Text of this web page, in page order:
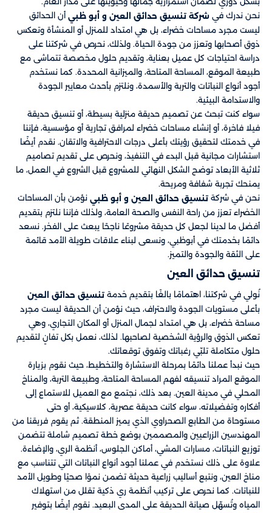
نحن ندرك في شركة تنسيق حدائق العين و أبو ظبي ​​ أن الحدائق
ليست مجرد مساحات خضراء، بل هي امتداد للمنزل أو المنشأة وتعكس
ذوق أصحابها وتعزز من جودة الحياة. ولذلك، نحرص في شركتنا على
دراسة احتياجات كل عميل بعناية، وتقديم حلول مخصصة تتماشى مع
طبيعة الموقع، المساحة المتاحة، والميزانية المحددة. كما نستخدم
أجود أنواع النباتات والتربة والأسمدة، ونلتزم بأحدث معايير الجودة
والاستدامة البيئية.
سواء كنت تبحث عن تصميم حديقة منزلية بسيطة، أو تنسيق حديقة
فيلا فاخرة، أو إنشاء مساحات خضراء لمرافق تجارية أو مؤسسية، فإننا
في خدمتك لتحقيق رؤيتك بأعلى درجات الاحترافية والاتقان. نقدم أيضًا
استشارات مجانية قبل البدء في التنفيذ، ونحرص على تقديم تصاميم
ثلاثية الأبعاد توضح الشكل النهائي للمشروع قبل الشروع في العمل، ما
يمنحك تجربة شفافة ومريحة.
نحن في شركة تنسيق حدائق العين و أبو ظبي ​​ نؤمن بأن المساحات
الخضراء تعزز من راحة النفس والصحة العامة، ولذلك فإننا نلتزم بتقديم
أفضل ما لدينا لجعل كل حديقة مشروعًا ناجحًا يبعث على الفخر. نسعد
دائمًا بخدمتك في أبوظبي، ونسعى لبناء علاقات طويلة الأمد قائمة
على الثقة والجودة والتميز.
تنسيق حدائق العين​
نُولي في شركتنا، اهتمامًا بالغًا بتقديم خدمة تنسيق حدائق العين
بأعلى مستويات الجودة والاحتراف، حيث نؤمن أن الحديقة ليست مجرد
مساحة خضراء، بل هي امتداد لجمال المنزل أو المكان التجاري، وهي
تعكس الذوق والرؤية الشخصية لصاحبها. لذلك، نعمل بكل تفانٍ لتقديم
حلول متكاملة تلبّي رغباتك وتفوق توقعاتك.
حيث نبدأ عملنا دائمًا بمرحلة الاستشارة والتخطيط، حيث نقوم بزيارة
الموقع المراد تنسيقه لفهم المساحة المتاحة، وطبيعة التربة، والمناخ
المحلي في مدينة العين. بعد ذلك، نجتمع مع العميل للاستماع إلى
أفكاره وتفضيلاته، سواء كانت حديقة عصرية، كلاسيكية، أو حتى
مستوحاة من الطابع الصحراوي الذي يميز المنطقة. ثم يقوم فريقنا من
المهندسين الزراعيين والمصممين بوضع خطة تصميم شاملة تتضمن
توزيع النباتات، مسارات المشي، أماكن الجلوس، أنظمة الري، والإضاءة.
علاوة على ذلك نستخدم في عملنا أجود أنواع النباتات التي تتناسب مع
مناخ العين، ونتبع أساليب زراعية حديثة تضمن نموًا صحيًا وطويل الأمد
للنباتات. كما نحرص على تركيب أنظمة ري ذكية تقلل من استهلاك
المياه وتُسهّل صيانة الحديقة على المدى البعيد. نقوم أيضًا بتوفير